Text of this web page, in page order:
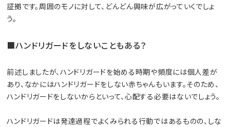
証拠です。周囲のモノに対して、どんどん興味が広がっていくでしょ
う。
■ハンドリガードをしないこともある？
前述しましたが、ハンドリガードを始める時期や頻度には個人差が
あり、なかにはハンドリガードをしない赤ちゃんもいます。そのため、
ハンドリガードをしないからといって、心配する必要はないでしょう。
ハンドリガードは発達過程でよくみられる行動ではあるものの、しな